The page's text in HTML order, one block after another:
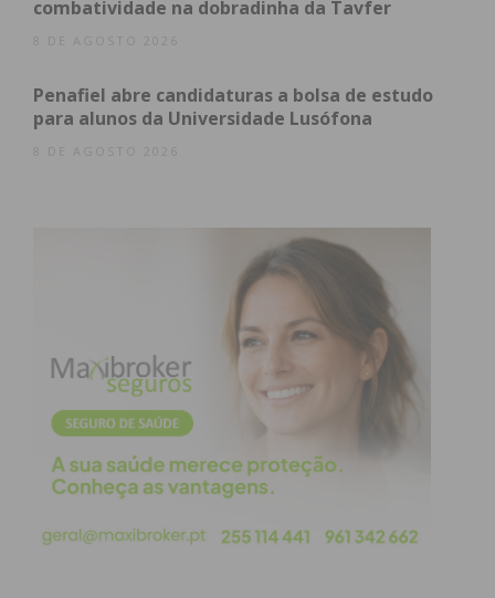
Subscreva a newsletter do
Imediato
obtenha de forma regular a informação
atualizada.
Eu li e concordo com os
termos e
condições
combatividade na dobradinha da Tavfer
8 DE AGOSTO 2026
Penafiel abre candidaturas a bolsa de estudo
para alunos da Universidade Lusófona
8 DE AGOSTO 2026